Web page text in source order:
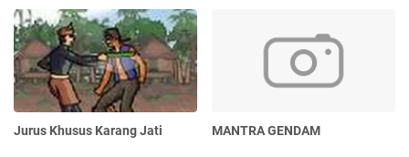
Jurus Khusus Karang Jati MANTRA GENDAM